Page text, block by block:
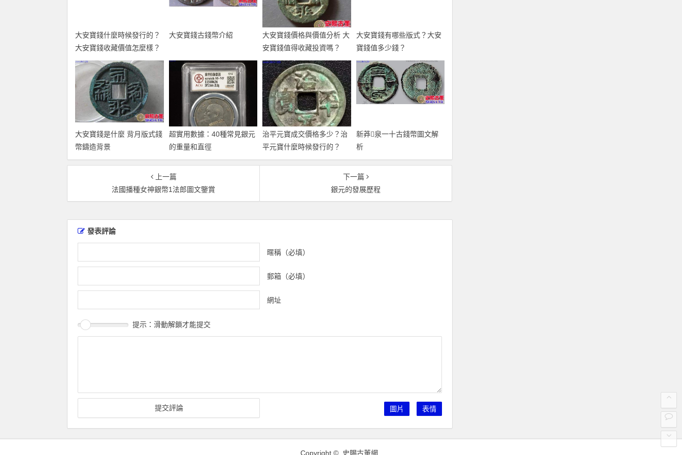
大安寶錢什麼時候發行的？
大安寶錢收藏價值怎麼樣？
大安寶錢古錢幣介紹
大安寶錢價格與價值分析 大
安寶錢值得收藏投資嗎？
大安寶錢有哪些版式？大安
寶錢值多少錢？
大安寶錢是什麼 背月版式錢
幣鑄造背景
超實用數據：40種常見銀元
的重量和直徑
治平元寶成交價格多少？治
平元寶什麼時候發行的？
新莽泉一十古錢幣圖文解
析
上一篇
法國播種女神銀幣1法郎圖文鑒賞
下一篇
銀元的發展歷程
發表評論
暱稱（必填）
郵箱（必填）
網址
提示：滑動解鎖才能提交
圖片 表情
Copyright © 史賜古董網